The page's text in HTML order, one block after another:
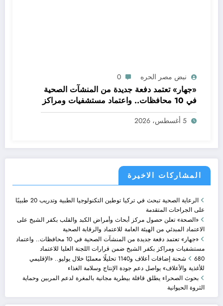
المشاركات الاخيرة
الرعاية الصحية تبحث في تركيا توطين التكنولوجيا الطبية وتدريب 20 طبيبًا
على الجراحات المتقدمة
«الصحة» تعلن حصول مركز أبحاث وأمراض الكبد والقلب بكفر الشيخ على
الاعتماد المبدئي من الهيئة العامة للاعتماد والرقابة الصحية
«جهار» تعتمد دفعة جديدة من المنشآت الصحية في 10 محافظات.. واعتماد
مستشفيات ومراكز بكفر الشيخ ضمن قرارات اللجنة العليا للاعتماد
680 شحنة إضافات أعلاف و1140 تحليلًا معمليًا خلال يوليو.. «الإقليمي
للأغذية والأعلاف» يواصل دعم جودة الإنتاج وسلامة الغذاء
بحوث الصحراء يطلق قافلة بيطرية مجانية بالمغرة لدعم المربين وحماية
الثروة الحيوانية
نبض مصر الحره 0
«جهار» تعتمد دفعة جديدة من المنشآت الصحية
في 10 محافظات.. واعتماد مستشفيات ومراكز
بكفر الشيخ ضمن قرارات اللجنة العليا للاعتماد
5 أغسطس، 2026